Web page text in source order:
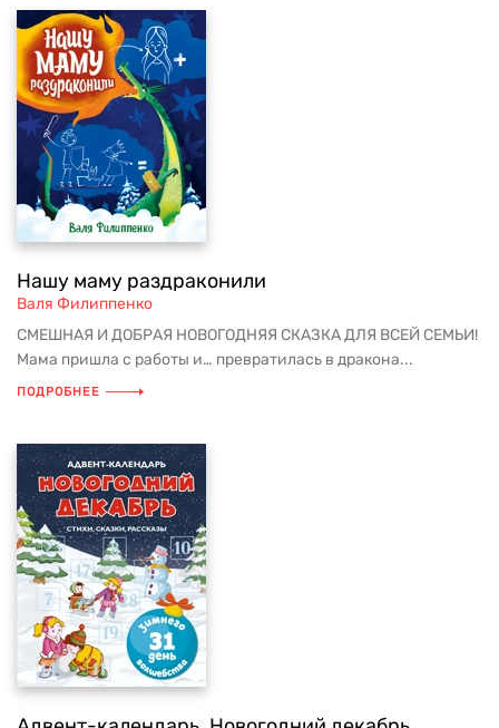
Нашу маму раздраконили
Валя Филиппенко
СМЕШНАЯ И ДОБРАЯ НОВОГОДНЯЯ СКАЗКА ДЛЯ ВСЕЙ СЕМЬИ!
Мама пришла с работы и… превратилась в дракона...
ПОДРОБНЕЕ